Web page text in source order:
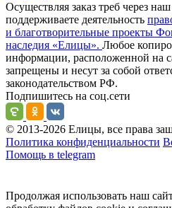
Осуществляя заказ треб через
поддерживаете деятельность
и благотворительные проекты
наследия «Елицы». Любое
информации, расположенной на
запрещены и несут за собой
законодательством РФ.
Подпишитесь на соц.сети
© 2013-2026 Елицы, все права
Политика конфиденциальности
Помощь в telegram
Продолжая использовать наш